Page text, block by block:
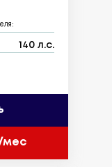
140 л.с.
мес